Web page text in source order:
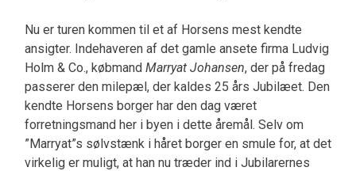
Nu er turen kommen til et af Horsens mest kendte
ansigter. Indehaveren af det gamle ansete firma Ludvig
Holm & Co., købmand Marryat Johansen, der på fredag
passerer den milepæl, der kaldes 25 års Jubilæet. Den
kendte Horsens borger har den dag været
forretningsmand her i byen i dette åremål. Selv om
”Marryat”s sølvstænk i håret borger en smule for, at det
virkelig er muligt, at han nu træder ind i Jubilarernes